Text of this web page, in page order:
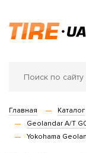
Главная Каталог
Geolandar A/T
Yokohama